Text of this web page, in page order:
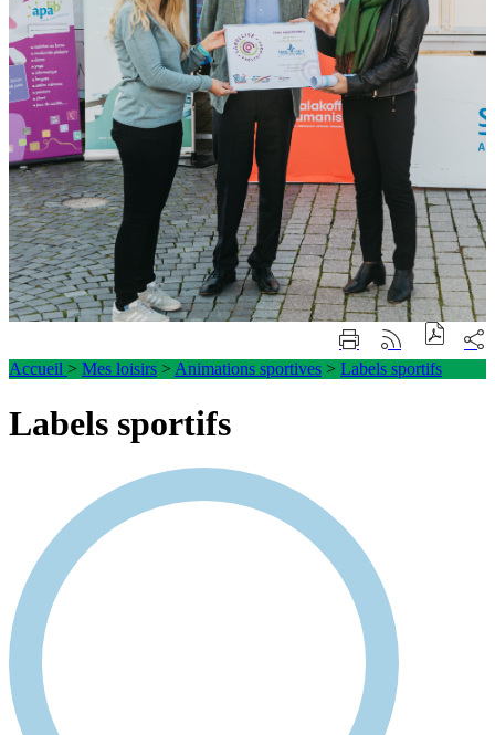
Accueil > Mes loisirs > Animations sportives > Labels sportifs
Labels sportifs